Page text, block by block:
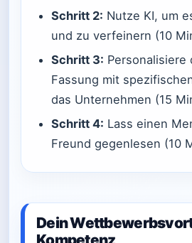
Schritt 2: Nutze KI, um
und zu verfeinern (10
Schritt 3: Personalisiere
Fassung mit
das Unternehmen (15
Schritt 4: Lass einen
Freund gegenlesen (10
Dein